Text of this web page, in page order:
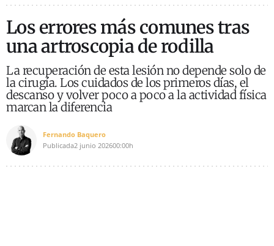
Los errores más comunes tras
una artroscopia de rodilla
La recuperación de esta lesión no depende solo de
la cirugía. Los cuidados de los primeros días, el
descanso y volver poco a poco a la actividad física
marcan la diferencia
Fernando Baquero
Publicada2 junio 202600:00h